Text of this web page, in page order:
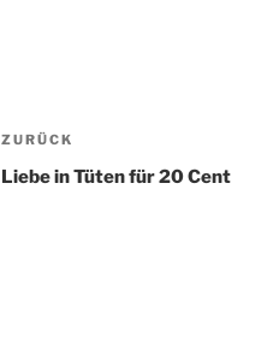
Beitragsnavigation
Vorheriger
Beitrag
ZURÜCK
Liebe in Tüten für 20 Cent